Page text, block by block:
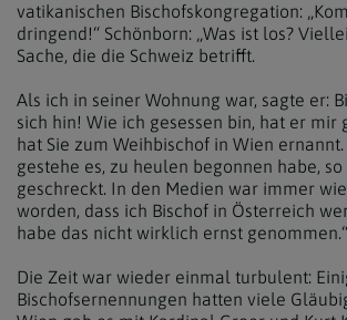
vatikanischen Bischofskongregation:
dringend!“ Schönborn: „Was ist los?
Sache, die die Schweiz betrifft.
Als ich in seiner Wohnung war, sagte er:
sich hin! Wie ich gesessen bin, hat er mir
hat Sie zum Weihbischof in Wien
gestehe es, zu heulen begonnen habe,
geschreckt. In den Medien war immer
worden, dass ich Bischof in Österreich
habe das nicht wirklich ernst genommen.“
Die Zeit war wieder einmal turbulent:
Bischofsernennungen hatten viele